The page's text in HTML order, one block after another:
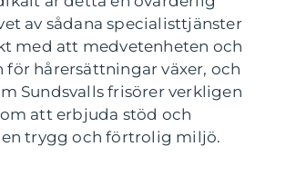
av sådana specialisttjänster
med att medvetenheten och
för hårersättningar växer, och
Sundsvalls frisörer verkligen
att erbjuda stöd och
trygg och förtrolig miljö.